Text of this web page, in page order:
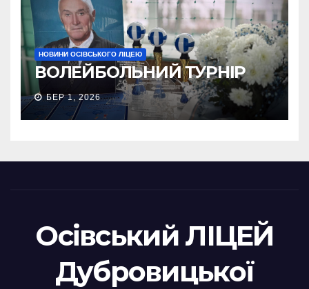
НОВИНИ ОСІВСЬКОГО ЛІЦЕЮ
ВОЛЕЙБОЛЬНИЙ ТУРНІР
БЕР 1, 2026
Осівський ЛІЦЕЙ
Дубровицької